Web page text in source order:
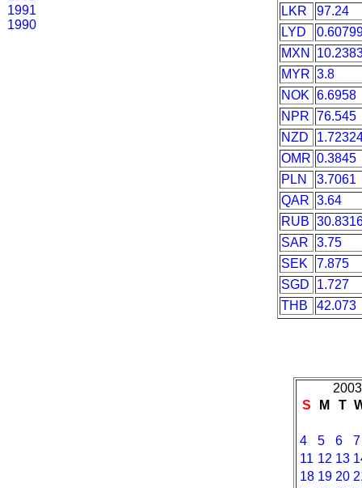
1991
1990
LKR
97.24
LYD
MXN
MYR 3.8
NOK 6.6958
NPR 76.545
NZD
OMR 0.3845
PLN
3.7061
QAR 3.64
RUB
SAR
3.75
SEK
7.875
SGD
1.727
THB
42.073
S
M T
4 5 6
7
11 12 13
18 19 20